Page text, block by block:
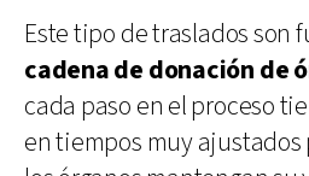
Este tipo de traslados son
cadena de donación de
cada paso en el proceso
en tiempos muy